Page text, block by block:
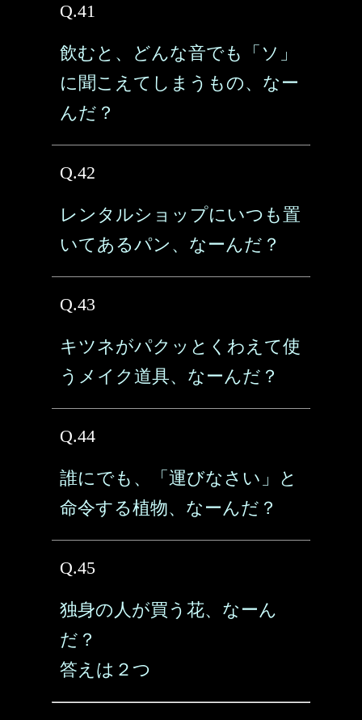
Q.41
飲むと、どんな音でも「ソ」
に聞こえてしまうもの、なー
んだ？
Q.42
レンタルショップにいつも置
いてあるパン、なーんだ？
Q.43
キツネがパクッとくわえて使
うメイク道具、なーんだ？
Q.44
誰にでも、「運びなさい」と
命令する植物、なーんだ？
Q.45
独身の人が買う花、なーん
だ？
答えは２つ